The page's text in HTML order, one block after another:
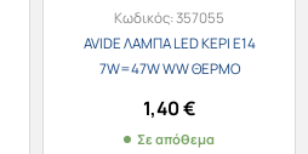
Κωδικός:357055
AVIDE ΛΑΜΠΑ LED ΚΕΡΙ E14
7W=47W WW ΘΕΡΜΟ
1,40€
Σε απόθεμα